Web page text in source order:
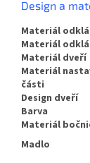
Design a
Materiál
Materiál
Materiál dveří
Materiál
části
Design dveří
Barva
Materiál
Madlo